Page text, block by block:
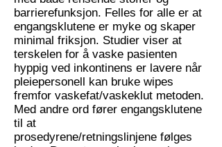
barrierefunksjon. Felles for alle er at
engangsklutene er myke og skaper
minimal friksjon. Studier viser at
terskelen for å vaske pasienten
hyppig ved inkontinens er lavere når
pleiepersonell kan bruke wipes
fremfor vaskefat/vaskeklut metoden.
Med andre ord fører engangsklutene
til at
prosedyrene/retningslinjene følges